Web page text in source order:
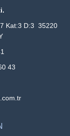
Kat:3 D:3 35220
43